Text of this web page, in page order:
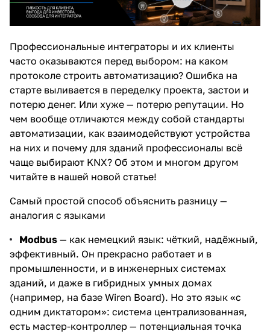
Профессиональные интеграторы и их клиенты
часто оказываются перед выбором: на каком
протоколе строить автоматизацию? Ошибка на
старте выливается в переделку проекта, застои и
потерю денег. Или хуже — потерю репутации. Но
чем вообще отличаются между собой стандарты
автоматизации, как взаимодействуют устройства
на них и почему для зданий профессионалы всё
чаще выбирают KNX? Об этом и многом другом
читайте в нашей новой статье!
Самый простой способ объяснить разницу —
аналогия с языками
Modbus — как немецкий язык: чёткий, надёжный,
эффективный. Он прекрасно работает и в
промышленности, и в инженерных системах
зданий, и даже в гибридных умных домах
(например, на базе Wiren Board). Но это язык «с
одним диктатором»: система централизованная,
есть мастер-контроллер — потенциальная точка